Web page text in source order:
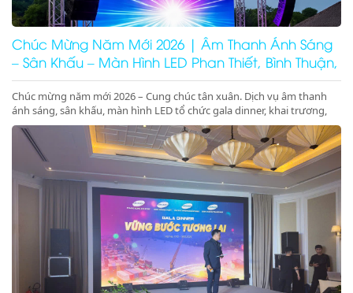
Chúc Mừng Năm Mới 2026 | Âm Thanh Ánh Sáng
– Sân Khấu – Màn Hình LED Phan Thiết, Bình Thuận,
Ninh Thuận
Chúc mừng năm mới 2026 – Cung chúc tân xuân. Dịch vụ âm thanh
ánh sáng, sân khấu, màn hình LED tổ chức gala dinner, khai trương,
khánh thành, động thổ tại Phan Thiết, Bình Thuận, Ninh Thuận. Giá
tốt – chuyên nghiệp – concept 2026